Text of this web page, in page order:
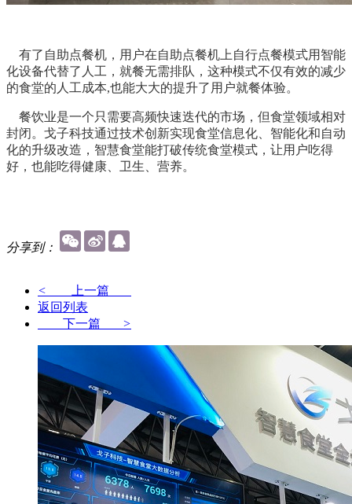
有了自助点餐机，用户在自助点餐机上自行点餐模式用智能
化设备代替了人工，就餐无需排队，这种模式不仅有效的减少
的食堂的人工成本,也能大大的提升了用户就餐体验。
餐饮业是一个只需要高频快速迭代的市场，但食堂领域相对
封闭。戈子科技通过技术创新实现食堂信息化、智能化和自动
化的升级改造，智慧食堂能打破传统食堂模式，让用户吃得
好，也能吃得健康、卫生、营养。
分享到：
< 上一篇
返回列表
下一篇 >